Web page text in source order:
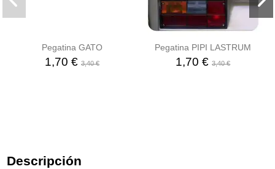
Pegatina GATO
1,70 € 3,40 €
Pegatina PIPI LASTRUM
1,70 €3,40 €
Descripción